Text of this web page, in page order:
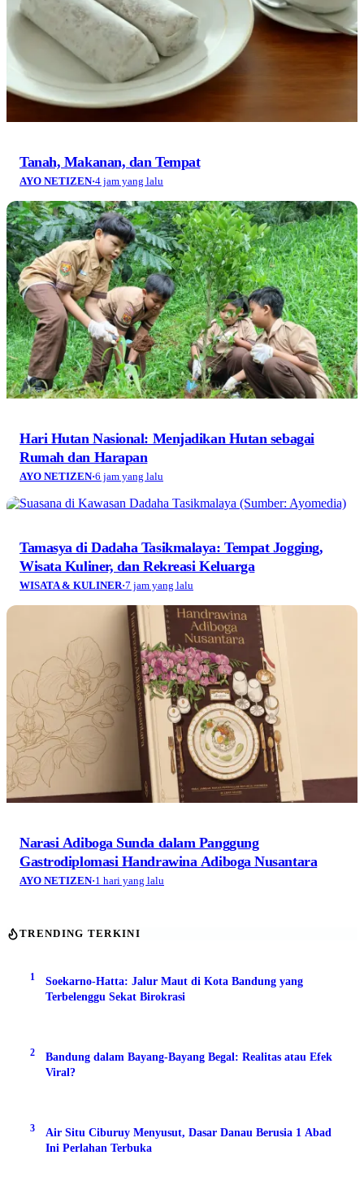
Tanah, Makanan, dan Tempat
AYO NETIZEN·4 jam yang lalu
Hari Hutan Nasional: Menjadikan Hutan sebagai
Rumah dan Harapan
AYO NETIZEN·6 jam yang lalu
Tamasya di Dadaha Tasikmalaya: Tempat Jogging,
Wisata Kuliner, dan Rekreasi Keluarga
WISATA & KULINER·7 jam yang lalu
Narasi Adiboga Sunda dalam Panggung
Gastrodiplomasi Handrawina Adiboga Nusantara
AYO NETIZEN·1 hari yang lalu
TRENDING TERKINI
1
Soekarno-Hatta: Jalur Maut di Kota Bandung yang
Terbelenggu Sekat Birokrasi
2
Bandung dalam Bayang-Bayang Begal: Realitas atau Efek
Viral?
3
Air Situ Ciburuy Menyusut, Dasar Danau Berusia 1 Abad
Ini Perlahan Terbuka